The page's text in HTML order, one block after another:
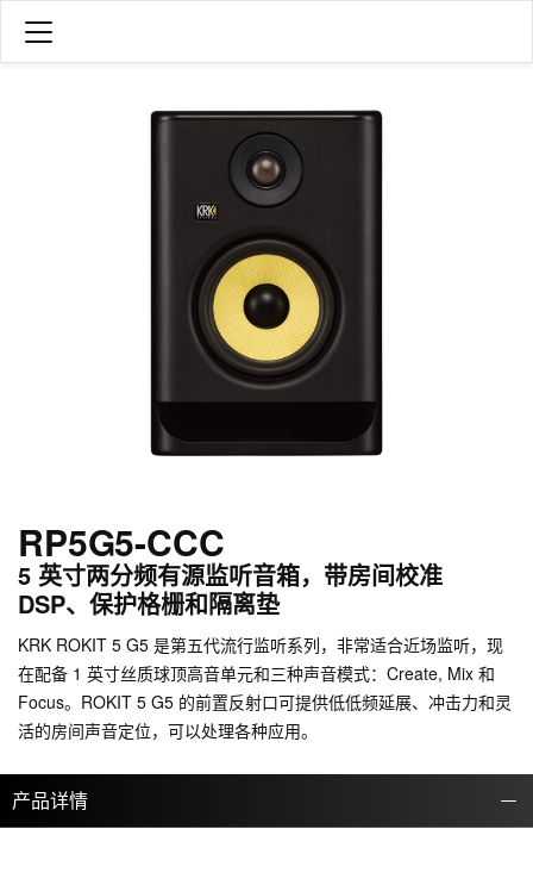
RP5G5-CCC
5 英寸两分频有源监听音箱，带房间校准
DSP、保护格栅和隔离垫
KRK ROKIT 5 G5 是第五代流行监听系列，非常适合近场监听，现
在配备 1 英寸丝质球顶高音单元和三种声音模式：Create, Mix 和
Focus。ROKIT 5 G5 的前置反射口可提供低低频延展、冲击力和灵
活的房间声音定位，可以处理各种应用。
产品详情